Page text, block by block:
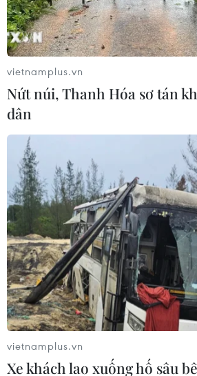
16/01/2023 04:23
Chức vô địch AFF Cup 2022 sẽ là
huấn luyện viên Park Hang-seo,
năm gắn bó cùng bóng đá Việt
vinh quang từ khu vực cho đến châu
Tuyển Việt Nam lỡ cơ hội vô
trong ngày chia tay thầy
vietnamplus.vn
Nứt núi, Thanh Hóa sơ tán
dân
vietnamplus.vn
Xe khách lao xuống hố sâu